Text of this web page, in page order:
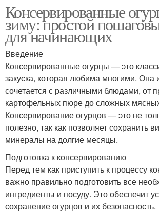
Консервированные
зиму: простой
для начинающих
Введение
Консервированные огурцы — это
закуска, которая любима многими. Она
сочетается с различными блюдами, от
картофельных пюре до сложных
Консервирование огурцов — это не
полезно, так как позволяет сохранить
минералы на долгие месяцы.
Подготовка к консервированию
Перед тем как приступить к процессу
важно правильно подготовить все
ингредиенты и посуду. Это обеспечит
сохранение огурцов и их безопасность.